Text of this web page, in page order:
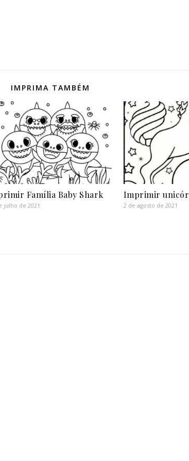
IMPRIMA TAMBÉM
Família Baby Shark
julho de 2021
Imprimir
2 de agosto de 2021